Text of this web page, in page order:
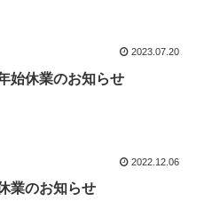
2023.07.20
始休業のお知らせ
2022.12.06
業のお知らせ